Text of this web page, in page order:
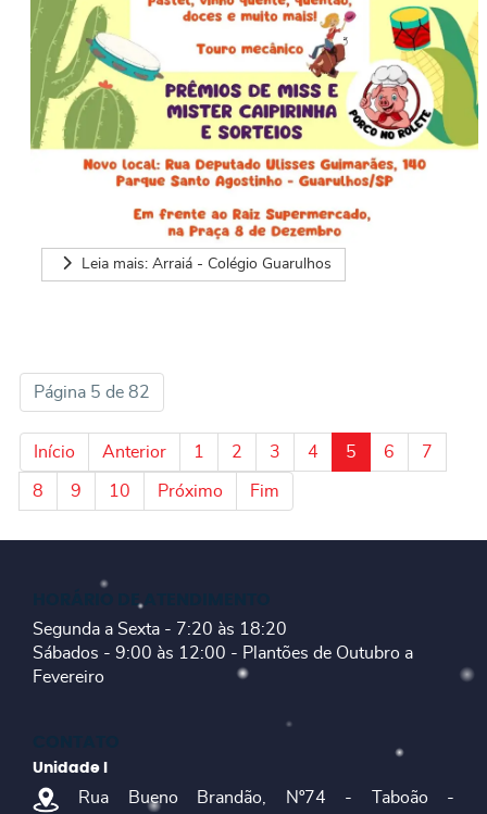
Leia mais: Arraiá - Colégio Guarulhos
Página 5 de 82
Início Anterior 1 2 3 4 5 6 7
8 9 10 Próximo Fim
HORÁRIO DE ATENDIMENTO
Segunda a Sexta - 7:20 às 18:20
Sábados - 9:00 às 12:00 - Plantões de Outubro a
Fevereiro
Unidade I
Rua Bueno Brandão, Nº74 - Taboão -